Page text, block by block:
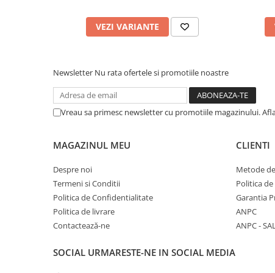
VEZI VARIANTE
Newsletter Nu rata ofertele si promotiile noastre
Vreau sa primesc newsletter cu promotiile magazinului.
MAGAZINUL MEU
Despre noi
Termeni si Conditii
Politica de Confidentialitate
Politica de livrare
Contactează-ne
CLIENTI
Metode
Politica
Garantia
ANPC
ANPC -
SOCIAL URMARESTE-NE IN SOCIAL MEDIA